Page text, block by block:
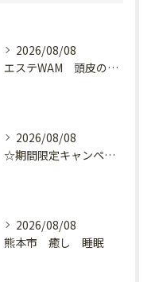
2026/08/08
エステWAM 頭皮の健康
2026/08/08
☆期間限定キャンペーン開催中☆
2026/08/08
熊本市 癒し 睡眠